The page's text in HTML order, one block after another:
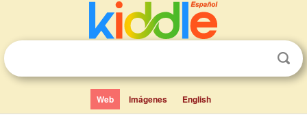
Web Imágenes English